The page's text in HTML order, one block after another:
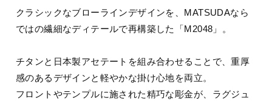
クラシックなブローラインデザインを、MATSUDAなら
ではの繊細なディテールで再構築した「M2048」。
チタンと日本製アセテートを組み合わせることで、重厚
感のあるデザインと軽やかな掛け心地を両立。
フロントやテンプルに施された精巧な彫金が、ラグジュ